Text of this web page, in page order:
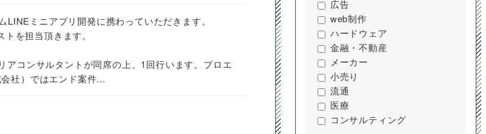
ミニアプリ開発に携わっていただきます。
を担当頂きます。
アコンサルタントが同席の上、1回行います。プロエ
社）ではエンド案件...
広告
web制作
ハードウェア
金融・不動産
メーカー
小売り
流通
医療
コンサルティング